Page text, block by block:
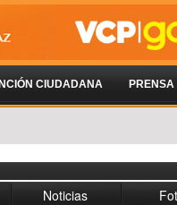
CIUDADANA PRENSA
Noticias